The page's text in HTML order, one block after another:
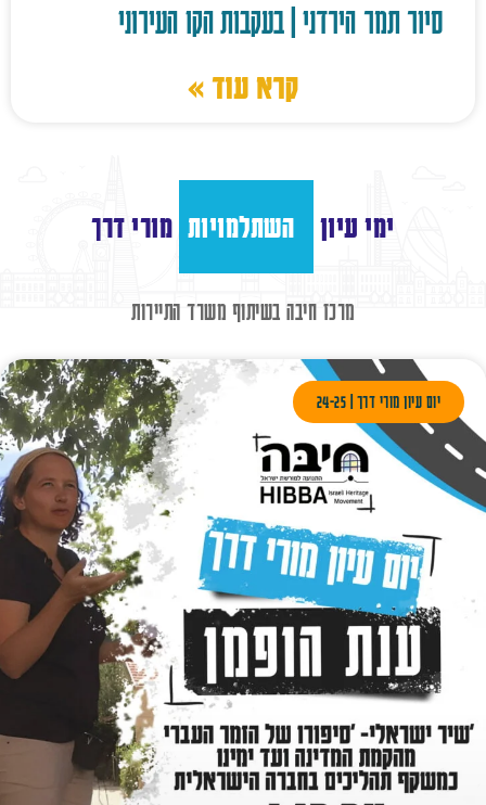
סיור תמר הירדני | בעקבות הקו העירוני
קרא עוד »
ימי עיון השתלמויות מורי דרך
מרכז חיבה בשיתוף משרד התיירות​
יום עיון מורי דרך | 24-25